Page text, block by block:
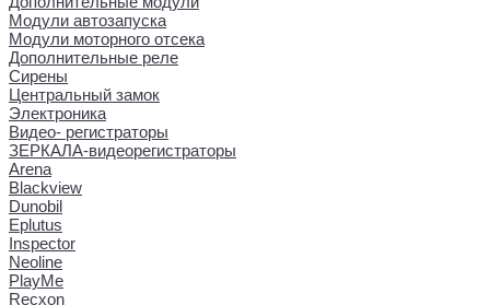
Модули автозапуска
Модули моторного отсека
Дополнительные реле
Сирены
Центральный замок
Электроника
Видео- регистраторы
ЗЕРКАЛА-видеорегистраторы
Arena
Blackview
Dunobil
Eplutus
Inspector
Neoline
PlayMe
Recxon